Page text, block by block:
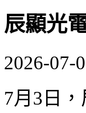
辰顯光
2026-07-
7月3日